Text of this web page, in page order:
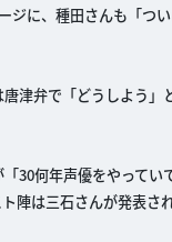
に、種田さんも「つ
津弁で「どうしよう
30何年声優をやって
は三石さんが発表さ